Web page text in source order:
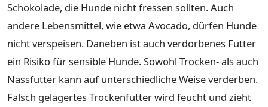
Schokolade, die Hunde nicht fressen sollten. Auch
andere Lebensmittel, wie etwa Avocado, dürfen Hunde
nicht verspeisen. Daneben ist auch verdorbenes Futter
ein Risiko für sensible Hunde. Sowohl Trocken- als auch
Nassfutter kann auf unterschiedliche Weise verderben.
Falsch gelagertes Trockenfutter wird feucht und zieht